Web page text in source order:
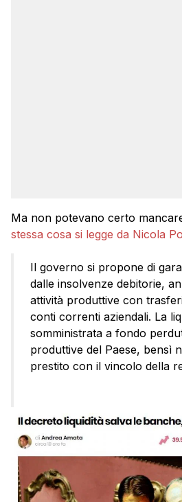
Ma non potevano certo
stessa cosa si legge da Nicola
Il governo si propone di
dalle insolvenze debitorie,
attività produttive con
conti correnti aziendali. La
somministrata a fondo
produttive del Paese, bensì
prestito con il vincolo della